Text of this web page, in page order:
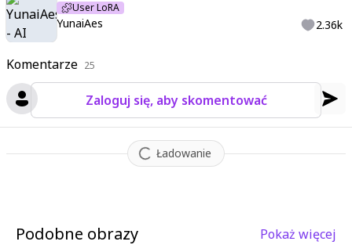
Komentarze 25
Zaloguj się, aby skomentować
Ładowanie
User LoRA
YunaiAes 2.36k
Podobne obrazy Pokaż więcej